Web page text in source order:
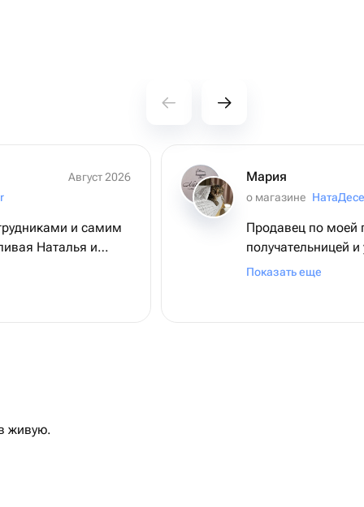
Август 2026
и самим
,
Мария
о магазине
Продавец по моей
получательницей
пожелания.
Показать еще
живую.